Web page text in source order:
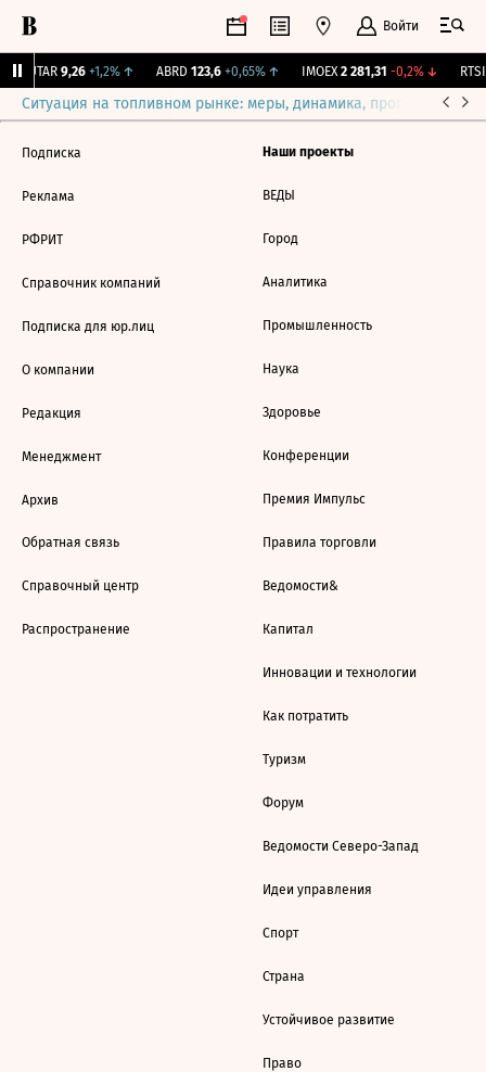
Войти
UTAR 9,26 +1,2%↑ ABRD 123,6 +0,65%↑ IMOEX 2 281,31 -0,2%↓ RTSI
Ситуация на топливном рынке: меры, динамика, прогнозы
Подписка
Реклама
РФРИТ
Справочник компаний
Подписка для юр.лиц
О компании
Редакция
Менеджмент
Архив
Обратная связь
Справочный центр
Распространение
Наши проекты
ВЕДЫ
Город
Аналитика
Промышленность
Наука
Здоровье
Конференции
Премия Импульс
Правила торговли
Ведомости&
Капитал
Инновации и технологии
Как потратить
Туризм
Форум
Ведомости Северо-Запад
Идеи управления
Спорт
Страна
Устойчивое развитие
Право